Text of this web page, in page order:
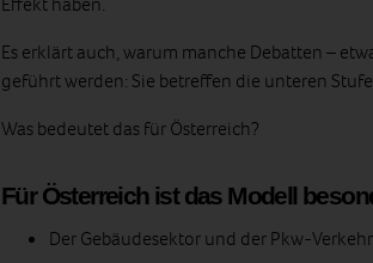
Es erklärt auch, warum manche Debatten –
geführt werden: Sie betreffen die unteren
Was bedeutet das für Österreich?
Für Österreich ist das Modell
Der Gebäudesektor und der